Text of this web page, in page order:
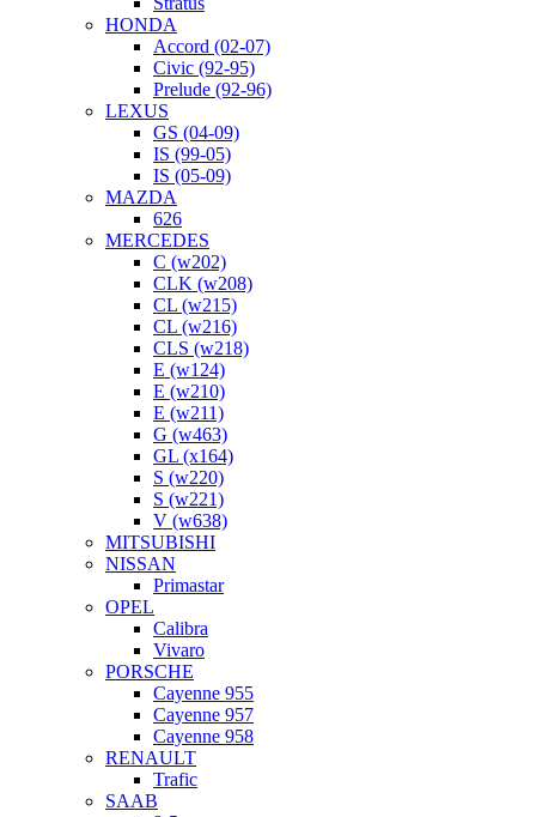
HONDA
Accord (02-07)
Civic (92-95)
Prelude (92-96)
LEXUS
GS (04-09)
IS (99-05)
IS (05-09)
MAZDA
626
MERCEDES
C (w202)
CLK (w208)
CL (w215)
CL (w216)
CLS (w218)
E (w124)
E (w210)
E (w211)
G (w463)
GL (x164)
S (w220)
S (w221)
V (w638)
MITSUBISHI
NISSAN
Primastar
OPEL
Calibra
Vivaro
PORSCHE
Cayenne 955
Cayenne 957
Cayenne 958
RENAULT
Trafic
SAAB